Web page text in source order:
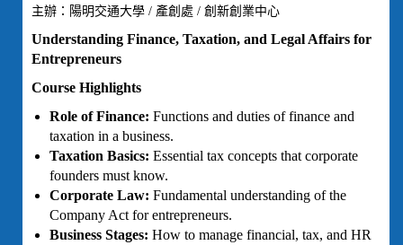
主辦：陽明交通大學 / 產創處 / 創新創業中心
Understanding Finance, Taxation, and Legal Affairs for
Entrepreneurs
Course Highlights
Role of Finance: Functions and duties of finance and
taxation in a business.
Taxation Basics: Essential tax concepts that corporate
founders must know.
Corporate Law: Fundamental understanding of the
Company Act for entrepreneurs.
Business Stages: How to manage financial, tax, and HR